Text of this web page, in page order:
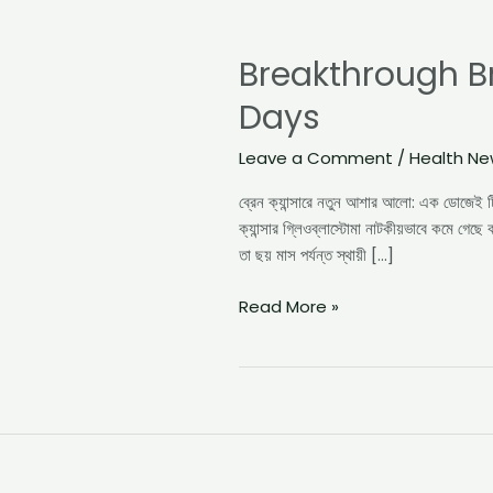
Breakthrough
Days
Leave a Comment / Health
ব্রেন ক্যান্সারে নতুন আশার আলো: এক ডোজেই
ক্যান্সার গ্লিওব্লাস্টোমা নাটকীয়ভাবে কমে
তা ছয় মাস পর্যন্ত স্থায়ী […]
Cancer
Treatment
Shrinks
Days
Read More »